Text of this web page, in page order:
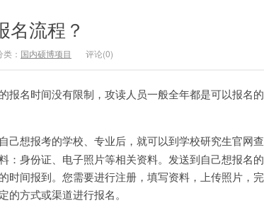
名流程？
类： 国内硕博项目 评论(0)
报名时间没有限制，攻读人员一般全年都是可以报名
己想报考的学校、专业后，就可以到学校研究生官网
：身份证、电子照片等相关资料。发送到自己想报名
时间报到。您需要进行注册，填写资料，上传照片，
的方式或渠道进行报名。